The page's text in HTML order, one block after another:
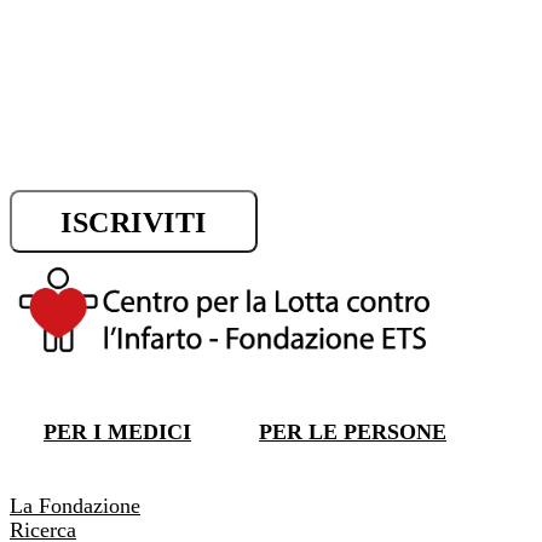
ISCRIVITI
PER I MEDICI PER LE PERSONE
La Fondazione
Ricerca